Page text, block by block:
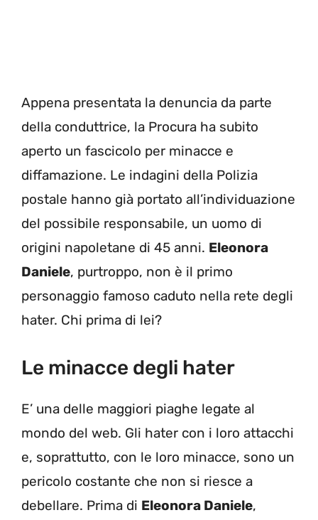
Appena presentata la denuncia da parte
della conduttrice, la Procura ha subito
aperto un fascicolo per minacce e
diffamazione. Le indagini della Polizia
postale hanno già portato all’individuazione
del possibile responsabile, un uomo di
origini napoletane di 45 anni. Eleonora
Daniele, purtroppo, non è il primo
personaggio famoso caduto nella rete degli
hater. Chi prima di lei?
Le minacce degli hater
E’ una delle maggiori piaghe legate al
mondo del web. Gli hater con i loro attacchi
e, soprattutto, con le loro minacce, sono un
pericolo costante che non si riesce a
debellare. Prima di Eleonora Daniele,